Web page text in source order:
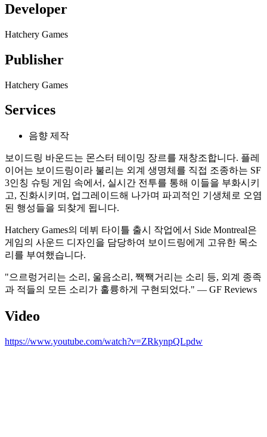
Developer
Hatchery Games
Publisher
Hatchery Games
Services
음향 제작
보이드링 바운드는 몬스터 테이밍 장르를 재창조합니다. 플레
이어는 보이드링이라 불리는 외계 생명체를 직접 조종하는 SF
3인칭 슈팅 게임 속에서, 실시간 전투를 통해 이들을 부화시키
고, 진화시키며, 업그레이드해 나가며 파괴적인 기생체로 오염
된 행성들을 되찾게 됩니다.
Hatchery Games의 데뷔 타이틀 출시 작업에서 Side Montreal은
게임의 사운드 디자인을 담당하여 보이드링에게 고유한 목소
리를 부여했습니다.
"으르렁거리는 소리, 울음소리, 짹짹거리는 소리 등, 외계 종족
과 적들의 모든 소리가 훌륭하게 구현되었다." — GF Reviews
Video
https://www.youtube.com/watch?v=ZRkynpQLpdw